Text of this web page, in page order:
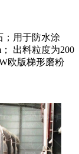
；用于防水涂
出料粒度为200
欧版梯形磨粉